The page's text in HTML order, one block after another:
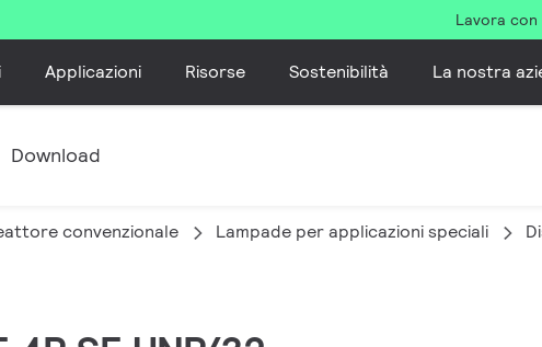
Lavora con
Applicazioni Risorse Sostenibilità La nostra
Download
convenzionale Lampade per applicazioni speciali